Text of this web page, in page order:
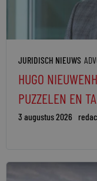
JURIDISCH NIEUWS
HUGO
PUZZELEN EN
3 augustus 2026